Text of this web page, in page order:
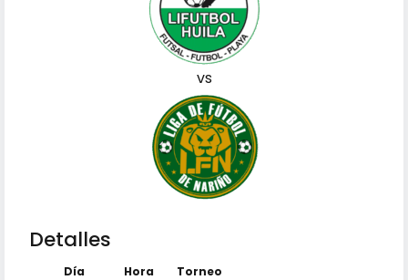
vs
Detalles
Día Hora
Torneo